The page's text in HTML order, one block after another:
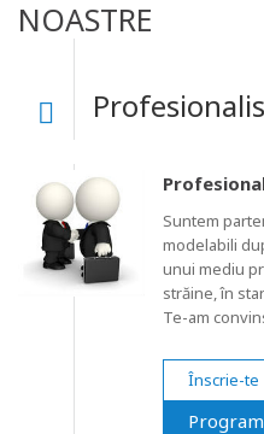
NOASTRE
Suntem
modelabili
unui mediu
străine, în
Te-am
Înscrie-te